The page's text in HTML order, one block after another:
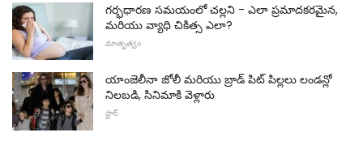
గర్భధారణ సమయంలో చల్లని - ఎలా ప్రమాదకరమైన,
మరియు వ్యాధి చికిత్స ఎలా?
మాతృత్వం
యాంజెలీనా జోలీ మరియు బ్రాడ్ పిట్ పిల్లలు లండన్లో
నిలబడి, సినిమాకి వెళ్లారు
స్టార్